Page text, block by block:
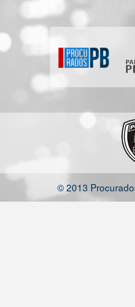
© 2013